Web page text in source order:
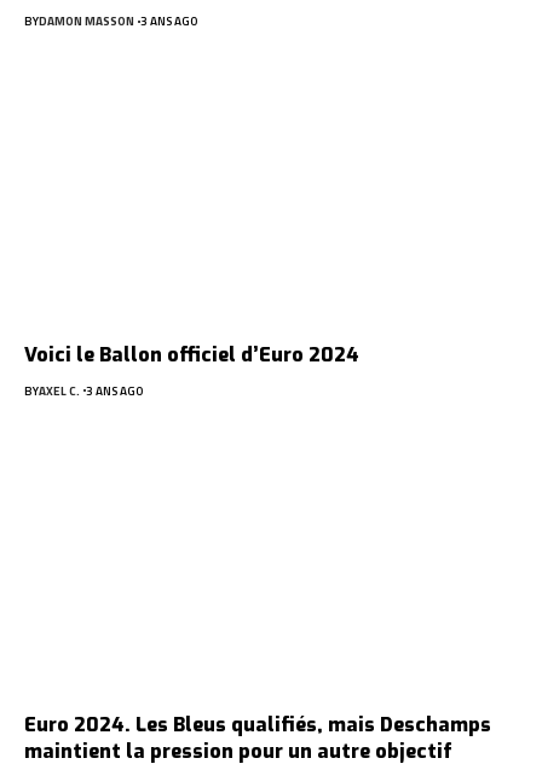
BYDAMON MASSON 3 ANS AGO
Voici le Ballon officiel d’Euro 2024
BYAXEL C. 3 ANS AGO
Euro 2024. Les Bleus qualifiés, mais Deschamps
maintient la pression pour un autre objectif